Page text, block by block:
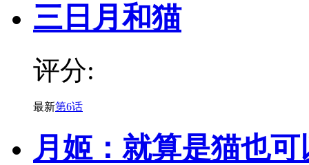
三日月和猫
评分:
最新第6话
月姬：就算是猫也可